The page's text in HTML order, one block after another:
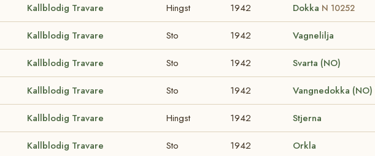
Kallblodig Travare Hingst 1942 Dokka N 10252
Kallblodig Travare Sto 1942 Vagnelilja
Kallblodig Travare Sto 1942 Svarta (NO)
Kallblodig Travare Sto 1942 Vangnedokka (NO)
Kallblodig Travare Hingst 1942 Stjerna
Kallblodig Travare Sto 1942 Orkla